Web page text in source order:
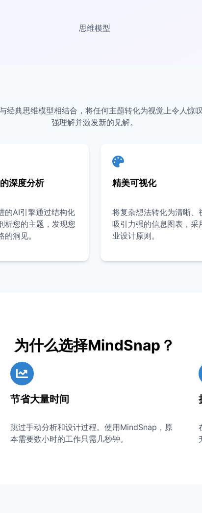
思维模型
经典思维模型相结合，将任何主题转化为视觉上令人惊
强理解并激发新的见解。
深度分析
的AI引擎通过结构化
析您的主题，发现您
的洞见。
精美可视化
将复杂想法转化为清晰、
吸引力强的信息图表，采
业设计原则。
为什么选择MindSnap？
节省大量时间
跳过手动分析和设计过程。使用MindSnap，原
本需要数小时的工作只需几秒钟。